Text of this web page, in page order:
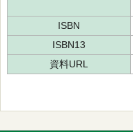
ISBN
ISBN13
資料URL